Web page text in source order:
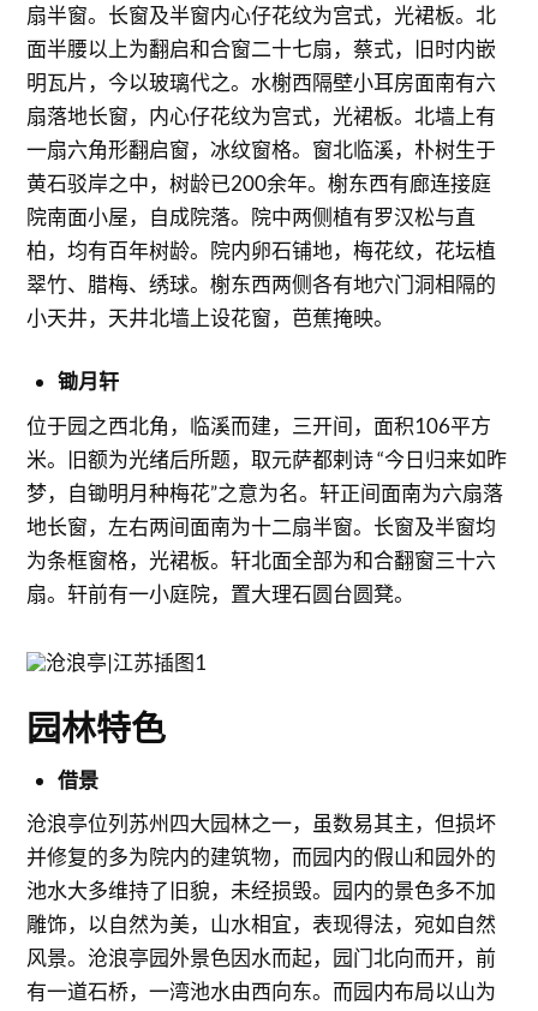
扇半窗。长窗及半窗内心仔花纹为宫式，光裙板。北
面半腰以上为翻启和合窗二十七扇，蔡式，旧时内嵌
明瓦片，今以玻璃代之。水榭西隔壁小耳房面南有六
扇落地长窗，内心仔花纹为宫式，光裙板。北墙上有
一扇六角形翻启窗，冰纹窗格。窗北临溪，朴树生于
黄石驳岸之中，树龄已200余年。榭东西有廊连接庭
院南面小屋，自成院落。院中两侧植有罗汉松与直
柏，均有百年树龄。院内卵石铺地，梅花纹，花坛植
翠竹、腊梅、绣球。榭东西两侧各有地穴门洞相隔的
小天井，天井北墙上设花窗，芭蕉掩映。
锄月轩
位于园之西北角，临溪而建，三开间，面积106平方
米。旧额为光绪后所题，取元萨都剌诗 “今日归来如昨
梦，自锄明月种梅花”之意为名。轩正间面南为六扇落
地长窗，左右两间面南为十二扇半窗。长窗及半窗均
为条框窗格，光裙板。轩北面全部为和合翻窗三十六
扇。轩前有一小庭院，置大理石圆台圆凳。
园林特色
借景
沧浪亭位列苏州四大园林之一，虽数易其主，但损坏
并修复的多为院内的建筑物，而园内的假山和园外的
池水大多维持了旧貌，未经损毁。园内的景色多不加
雕饰，以自然为美，山水相宜，表现得法，宛如自然
风景。沧浪亭园外景色因水而起，园门北向而开，前
有一道石桥，一湾池水由西向东。而园内布局以山为